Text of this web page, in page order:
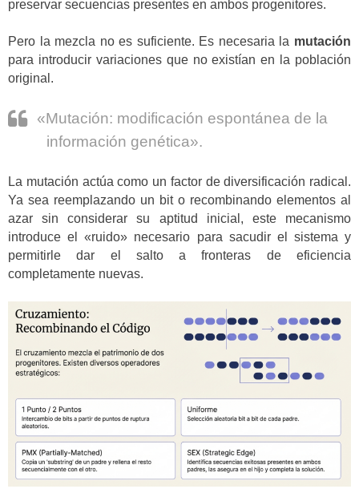
preservar secuencias presentes en ambos progenitores.
Pero la mezcla no es suficiente. Es necesaria la mutación
para introducir variaciones que no existían en la población
original.
«Mutación: modificación espontánea de la
información genética».
La mutación actúa como un factor de diversificación radical.
Ya sea reemplazando un bit o recombinando elementos al
azar sin considerar su aptitud inicial, este mecanismo
introduce el «ruido» necesario para sacudir el sistema y
permitirle dar el salto a fronteras de eficiencia
completamente nuevas.